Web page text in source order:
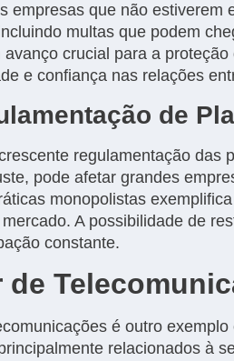
empresas que não
multas que podem
avanço crucial para a
e confiança nas relações
de
regulamentação das
pode afetar grandes
monopolistas
A possibilidade de
constante.
de
é outro
relacionados à